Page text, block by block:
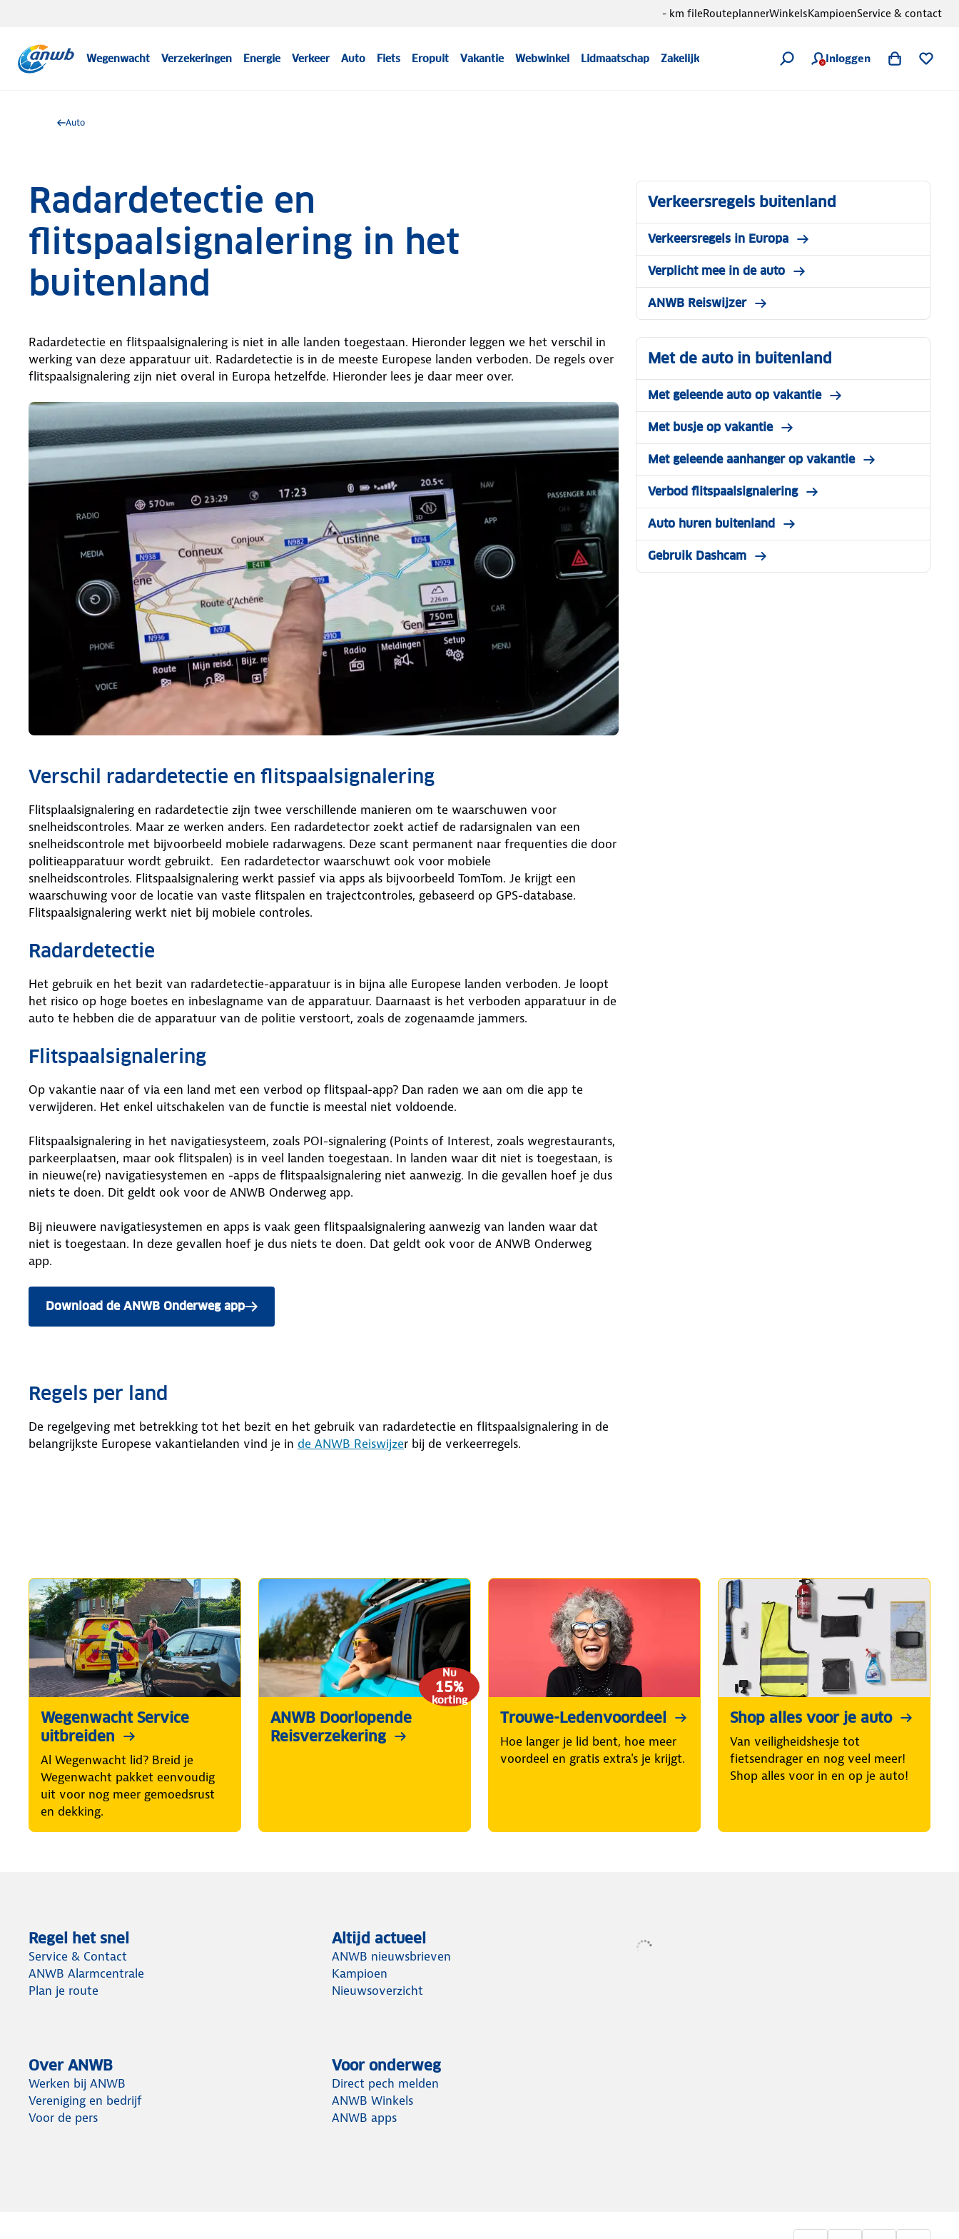
Wegenwacht Verzekeringen Energie Verkeer Auto Fiets Eropuit Vakantie Webwinkel Lidmaatschap Zakelijk Inloggen
- km fileRouteplannerWinkelsKampioenService & contact
Auto
Radardetectie en
flitspaalsignalering in het
buitenland
Radardetectie en flitspaalsignalering is niet in alle landen toegestaan. Hieronder leggen we het verschil in
werking van deze apparatuur uit. Radardetectie is in de meeste Europese landen verboden. De regels over
flitspaalsignalering zijn niet overal in Europa hetzelfde. Hieronder lees je daar meer over.
Verschil radardetectie en flitspaalsignalering
Flitsplaalsignalering en radardetectie zijn twee verschillende manieren om te waarschuwen voor
snelheidscontroles. Maar ze werken anders. Een radardetector zoekt actief de radarsignalen van een
snelheidscontrole met bijvoorbeeld mobiele radarwagens. Deze scant permanent naar frequenties die door
politieapparatuur wordt gebruikt. Een radardetector waarschuwt ook voor mobiele
snelheidscontroles. Flitspaalsignalering werkt passief via apps als bijvoorbeeld TomTom. Je krijgt een
waarschuwing voor de locatie van vaste flitspalen en trajectcontroles, gebaseerd op GPS-database.
Flitspaalsignalering werkt niet bij mobiele controles.
Radardetectie
Het gebruik en het bezit van radardetectie-apparatuur is in bijna alle Europese landen verboden. Je loopt
het risico op hoge boetes en inbeslagname van de apparatuur. Daarnaast is het verboden apparatuur in de
auto te hebben die de apparatuur van de politie verstoort, zoals de zogenaamde jammers.
Flitspaalsignalering
Op vakantie naar of via een land met een verbod op flitspaal-app? Dan raden we aan om die app te
verwijderen. Het enkel uitschakelen van de functie is meestal niet voldoende.
Flitspaalsignalering in het navigatiesysteem, zoals POI-signalering (Points of Interest, zoals wegrestaurants,
parkeerplaatsen, maar ook flitspalen) is in veel landen toegestaan. In landen waar dit niet is toegestaan, is
in nieuwe(re) navigatiesystemen en -apps de flitspaalsignalering niet aanwezig. In die gevallen hoef je dus
niets te doen. Dit geldt ook voor de ANWB Onderweg app.
Bij nieuwere navigatiesystemen en apps is vaak geen flitspaalsignalering aanwezig van landen waar dat
niet is toegestaan. In deze gevallen hoef je dus niets te doen. Dat geldt ook voor de ANWB Onderweg
app.
Download de ANWB Onderweg app
Regels per land
De regelgeving met betrekking tot het bezit en het gebruik van radardetectie en flitspaalsignalering in de
belangrijkste Europese vakantielanden vind je in de ANWB Reiswijzer bij de verkeerregels.
Verkeersregels buitenland
Verkeersregels in Europa
Verplicht mee in de auto
ANWB Reiswijzer
Met de auto in buitenland
Met geleende auto op vakantie
Met busje op vakantie
Met geleende aanhanger op vakantie
Verbod flitspaalsignalering
Auto huren buitenland
Gebruik Dashcam
Wegenwacht Service
uitbreiden
Al Wegenwacht lid? Breid je
Wegenwacht pakket eenvoudig
uit voor nog meer gemoedsrust
en dekking.
Nu
15%
korting
ANWB Doorlopende
Reisverzekering
Trouwe-Ledenvoordeel
Hoe langer je lid bent, hoe meer
voordeel en gratis extra's je krijgt.
Shop alles voor je auto
Van veiligheidshesje tot
fietsendrager en nog veel meer!
Shop alles voor in en op je auto!
Regel het snel
Service & Contact
ANWB Alarmcentrale
Plan je route
Altijd actueel
ANWB nieuwsbrieven
Kampioen
Nieuwsoverzicht
Over ANWB
Werken bij ANWB
Vereniging en bedrijf
Voor de pers
Voor onderweg
Direct pech melden
ANWB Winkels
ANWB apps